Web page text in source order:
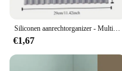
Parts and
Hardware
Features:
**Optimized Space
Siliconen aanrechtorganizer - Multifunctionele hittebestendige afdruipmat, oprolbare groentewaspad en opbergrek
€1,67